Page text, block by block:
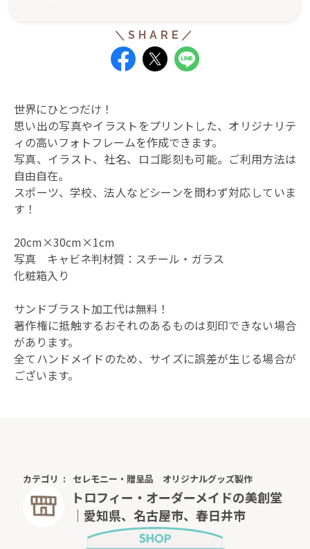
世界にひとつだけ！
思い出の写真やイラストをプリントした、オリジナリテ
ィの高いフォトフレームを作成できます。
写真、イラスト、社名、ロゴ彫刻も可能。ご利用方法は
自由自在。
スポーツ、学校、法人などシーンを問わず対応していま
す！
20cm×30cm×1cm
写真 キャビネ判材質：スチール・ガラス
化粧箱入り
サンドブラスト加工代は無料！
著作権に抵触するおそれのあるものは刻印できない場合
があります。
全てハンドメイドのため、サイズに誤差が生じる場合が
ございます。
カテゴリ セレモニー・贈呈品 オリジナルグッズ製作
トロフィー・オーダーメイドの美創堂
｜愛知県、名古屋市、春日井市